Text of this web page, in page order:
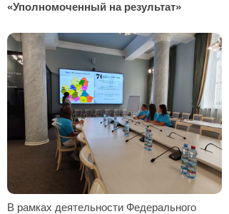
«Уполномоченный на результат»
В рамках деятельности Федерального